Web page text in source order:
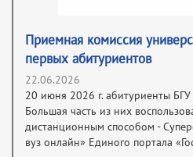
Приемная комиссия
первых абитуриентов
22.06.2026
20 июня 2026 г. абитуриенты
Большая часть из них
дистанционным способом -
вуз онлайн» Единого портала